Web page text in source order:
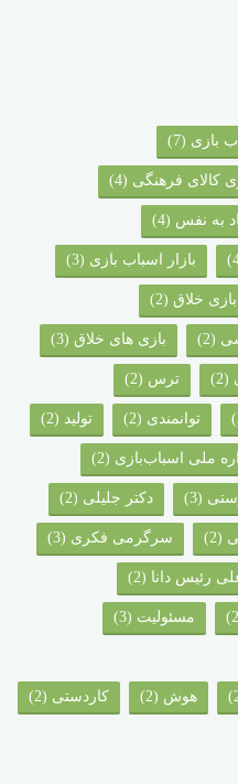
بازی (7)
کالای فرهنگی (4)
به نفس (4)
بازار اسباب بازی (3)
بازی خلاق (2)
(2) بازی های خلاق (3)
(2) ترس (2)
توانمندی (2) تولید (2)
ملی اسباب‌بازی (2)
(3) دکتر جلیلی (2)
(2) سرگرمی فکری (3)
رئیس دانا (2)
مسئولیت (3)
هوش (2) کاردستی (2)